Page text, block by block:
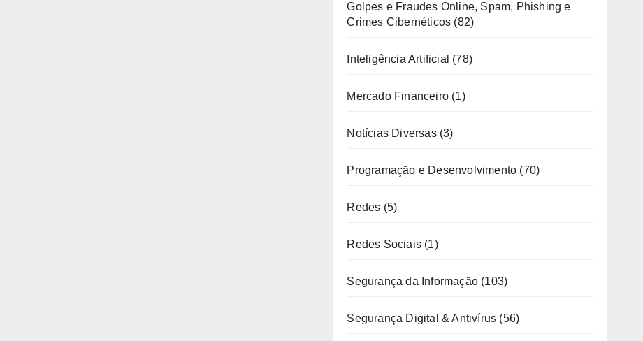
Golpes e Fraudes Online, Spam, Phishing e
Crimes Cibernéticos (82)
Inteligência Artificial (78)
Mercado Financeiro(1)
Notícias Diversas(3)
Programação e Desenvolvimento (70)
Redes (5)
Redes Sociais(1)
Segurança da Informação(103)
Segurança Digital & Antivírus (56)